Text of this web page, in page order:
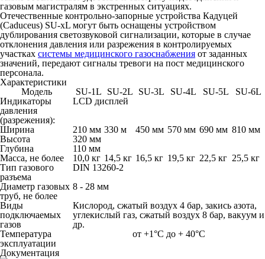
газовым магистралям в экстренных ситуациях.
Отечественные контрольно-запорные устройства Кадуцей
(Caduceus) SU-xL могут быть оснащены устройством
дублирования светозвуковой сигнализации, которые в случае
отклонения давления или разрежения в контролируемых
участках системы медицинского газоснабжения от заданных
значений, передают сигналы тревоги на пост медицинского
персонала.
Характеристики
Модель
SU-1L SU-2L SU-3L SU-4L SU-5L
SU-6L
Индикаторы
давления
(разрежения):
LCD дисплей
Ширина 210 мм 330 м 450 мм 570 мм 690 мм 810 мм
Высота
320 мм
Глубина
110 мм
Масса, не более
10,0 кг 14,5 кг 16,5 кг 19,5 кг 22,5 кг 25,5 кг
Тип газового
разъема
DIN 13260-2
Диаметр газовых
труб, не более
8 - 28 мм
Виды
подключаемых
газов
Кислород, сжатый воздух 4 бар, закись азота,
углекислый газ, сжатый воздух 8 бар, вакуум и
др.
Температура
эксплуатации
от +1°C до + 40°C
Документация